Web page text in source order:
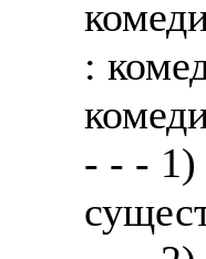
:
- - - 1)